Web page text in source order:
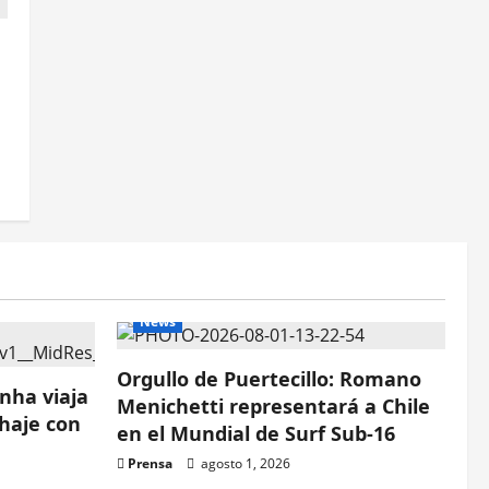
viaja
con
News
Orgullo de Puertecillo: Romano
Menichetti representará a Chile
en el Mundial de Surf Sub-16
Prensa agosto 1, 2026